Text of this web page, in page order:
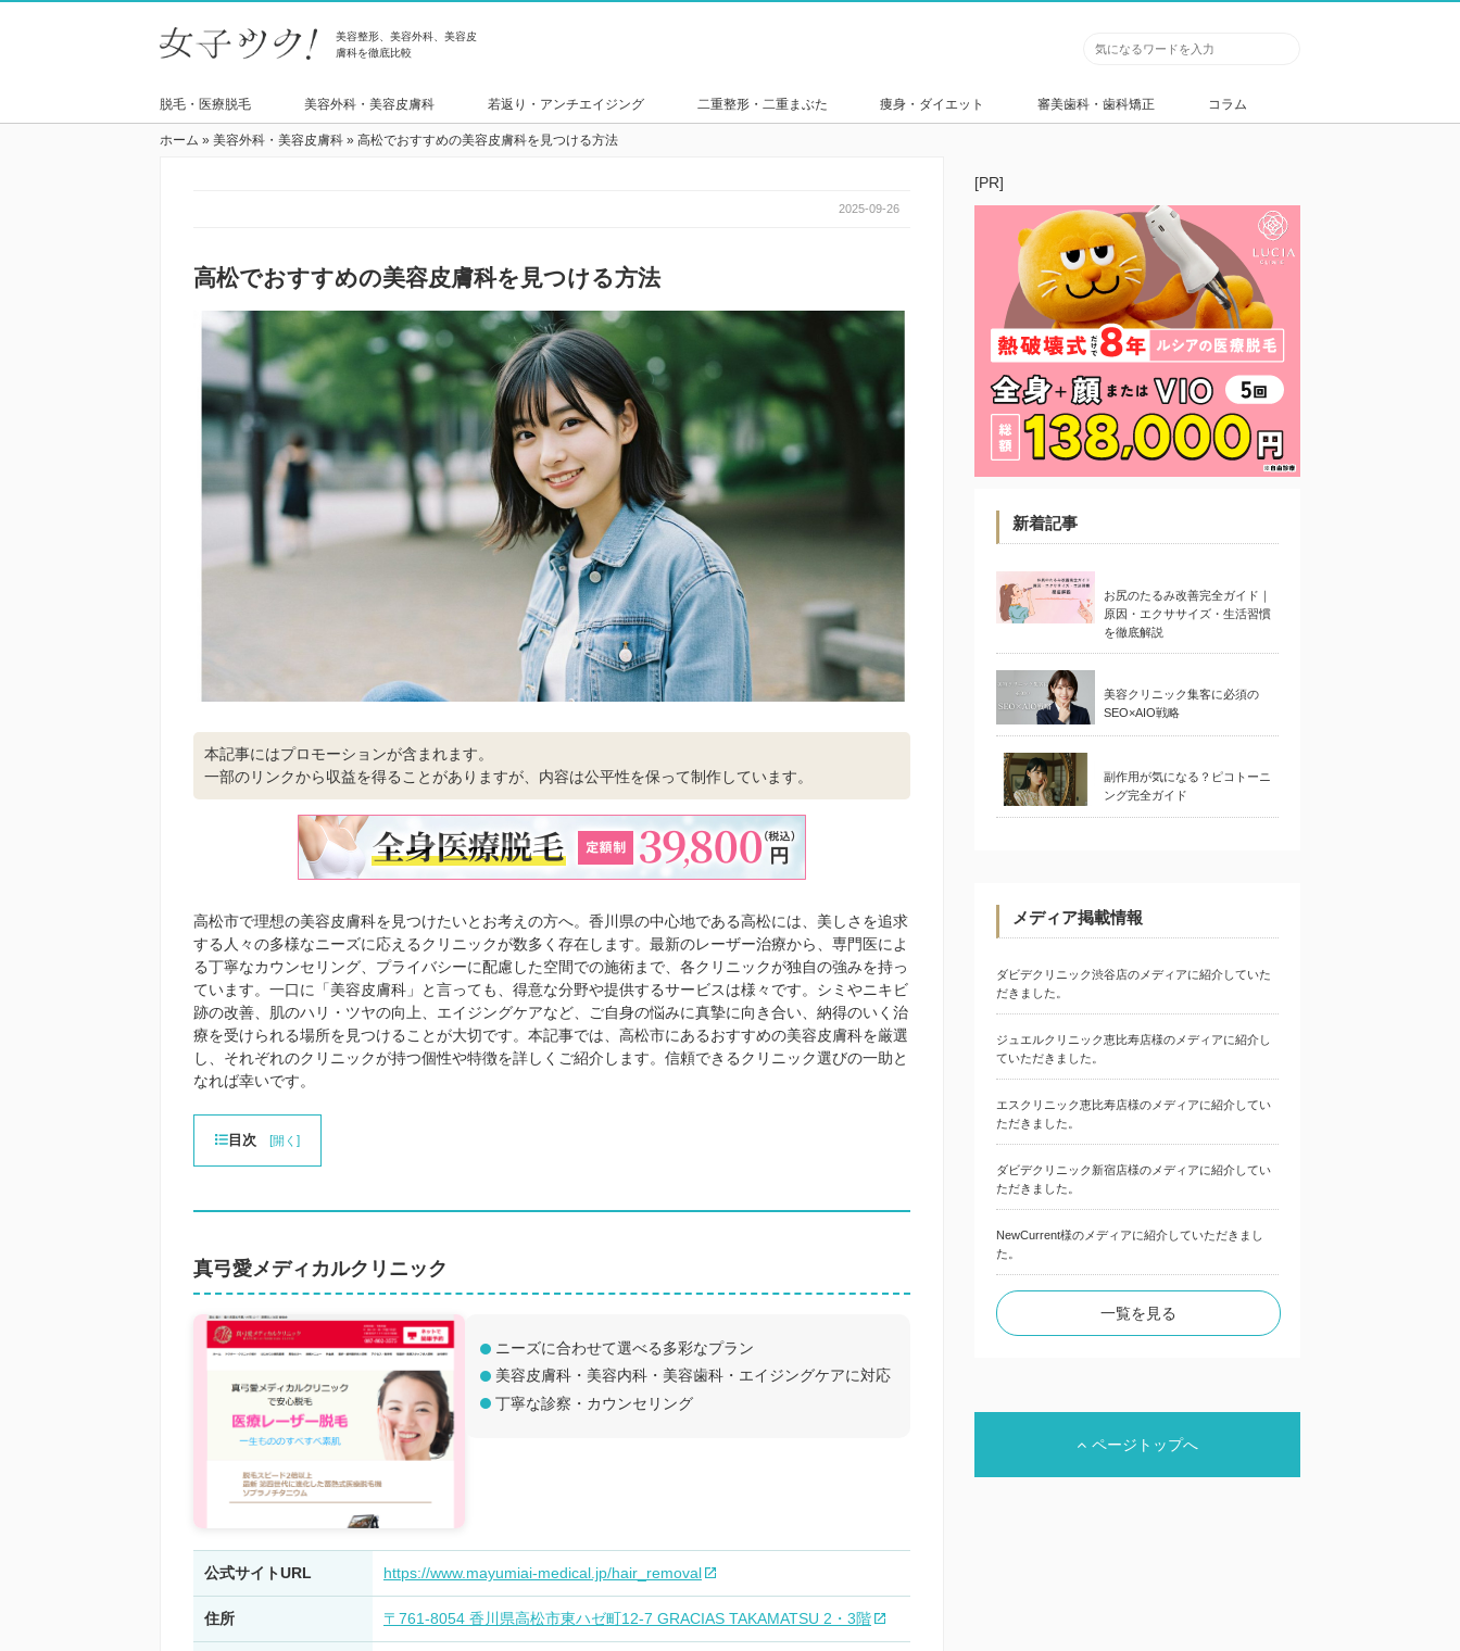
美容整形、美容外科、美容皮
膚科を徹底比較
脱毛・医療脱毛 美容外科・美容皮膚科 若返り・アンチエイジング 二重整形・二重まぶた 痩身・ダイエット 審美歯科・歯科矯正 コラム
ホーム » 美容外科・美容皮膚科 » 高松でおすすめの美容皮膚科を見つける方法
2025-09-26
高松でおすすめの美容皮膚科を見つける方法
本記事にはプロモーションが含まれます。
一部のリンクから収益を得ることがありますが、内容は公平性を保って制作しています。
高松市で理想の美容皮膚科を見つけたいとお考えの方へ。香川県の中心地である高松には、美しさを追求
する人々の多様なニーズに応えるクリニックが数多く存在します。最新のレーザー治療から、専門医によ
る丁寧なカウンセリング、プライバシーに配慮した空間での施術まで、各クリニックが独自の強みを持っ
ています。一口に「美容皮膚科」と言っても、得意な分野や提供するサービスは様々です。シミやニキビ
跡の改善、肌のハリ・ツヤの向上、エイジングケアなど、ご自身の悩みに真摯に向き合い、納得のいく治
療を受けられる場所を見つけることが大切です。本記事では、高松市にあるおすすめの美容皮膚科を厳選
し、それぞれのクリニックが持つ個性や特徴を詳しくご紹介します。信頼できるクリニック選びの一助と
なれば幸いです。
目次 [開く ]
真弓愛メディカルクリニック
ニーズに合わせて選べる多彩なプラン
美容皮膚科・美容内科・美容歯科・エイジングケアに対応
丁寧な診察・カウンセリング
公式サイトURL https://www.mayumiai-medical.jp/hair_removal
住所 〒761-8054 香川県高松市東ハゼ町12-7 GRACIAS TAKAMATSU 2・3階
[PR]
新着記事
お尻のたるみ改善完全ガイド｜
原因・エクササイズ・生活習慣
を徹底解説
美容クリニック集客に必須の
SEO×AIO戦略
副作用が気になる？ピコトーニ
ング完全ガイド
メディア掲載情報
ダビデクリニック渋谷店のメディアに紹介していた
だきました。
ジュエルクリニック恵比寿店様のメディアに紹介し
ていただきました。
エスクリニック恵比寿店様のメディアに紹介してい
ただきました。
ダビデクリニック新宿店様のメディアに紹介してい
ただきました。
NewCurrent様のメディアに紹介していただきまし
た。
一覧を見る
ページトップへ